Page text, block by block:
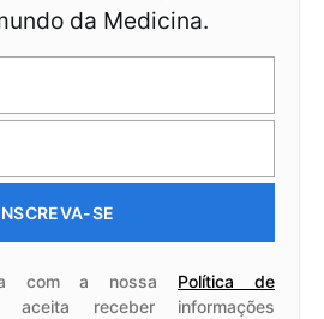
da Medicina.
SE
com a nossa Política de
receber informações